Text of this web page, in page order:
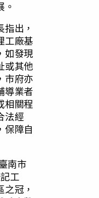
出，
工廠基
如發現
或其他
市府亦
導業者
相關程
法經
保障自
南市
工
冠，